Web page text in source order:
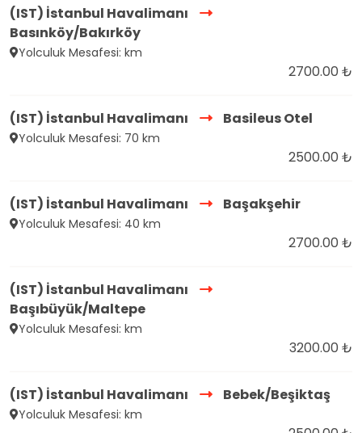
(IST) İstanbul Havalimanı
Basınköy/Bakırköy
Yolculuk Mesafesi: km
2700.00 ₺
(IST) İstanbul Havalimanı Basileus Otel
Yolculuk Mesafesi: 70 km
2500.00 ₺
(IST) İstanbul Havalimanı Başakşehir
Yolculuk Mesafesi: 40 km
2700.00 ₺
(IST) İstanbul Havalimanı
Başıbüyük/Maltepe
Yolculuk Mesafesi: km
3200.00 ₺
(IST) İstanbul Havalimanı Bebek/Beşiktaş
Yolculuk Mesafesi: km